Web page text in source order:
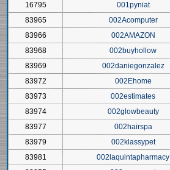
16795
001pyniat
83965
002Acomputer
83966
002AMAZON
83968
002buyhollow
83969
002daniegonzalez
83972
002Ehome
83973
002estimates
83974
002glowbeauty
83977
002hairspa
83979
002klassypet
83981
002laquintapharmacy